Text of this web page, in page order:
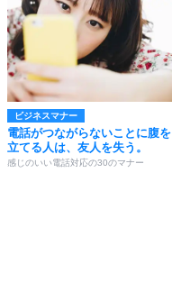
ビジネスマナー
電話がつながらないことに腹を
立てる人は、友人を失う。
感じのいい電話対応の30のマナー